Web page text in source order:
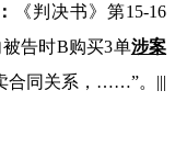
《判决书》第15-16
被告时B购买3单涉案
合同关系， ……”。 |||